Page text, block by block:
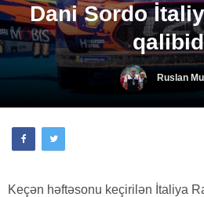
Dani Sordo
Ruslan
Keçən həftəsonu keçirilən İtaliya